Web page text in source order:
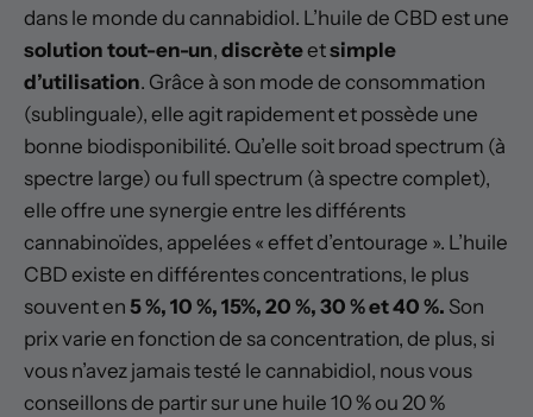
dans le monde du cannabidiol. L’huile de CBD est une
solution tout-en-un, discrèteetsimple
d’utilisation. Grâce à son mode de consommation
(sublinguale), elle agit rapidement et possède une
bonne biodisponibilité. Qu’elle soit broad spectrum (à
spectre large) ou full spectrum (à spectre complet),
elle offre une synergie entre les différents
cannabinoïdes, appelées « effet d’entourage ». L’huile
CBD existe en différentes concentrations, le plus
souvent en 5 %, 10 %, 15%, 20 %, 30 % et 40 %. Son
prix varie en fonction de sa concentration, de plus, si
vous n’avez jamais testé le cannabidiol, nous vous
conseillons de partir sur une huile 10 % ou 20 %